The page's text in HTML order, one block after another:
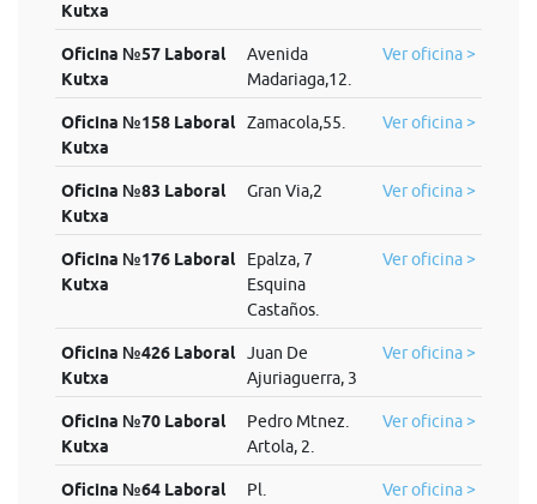
Kutxa
Oficina №57 Laboral
Kutxa
Avenida
Madariaga,12.
Ver oficina >
Oficina №158 Laboral
Kutxa
Zamacola,55. Ver oficina >
Oficina №83 Laboral
Kutxa
Gran Via,2 Ver oficina >
Oficina №176 Laboral
Kutxa
Epalza, 7
Esquina
Castaños.
Ver oficina >
Oficina №426 Laboral
Kutxa
Juan De
Ajuriaguerra, 3
Ver oficina >
Oficina №70 Laboral
Kutxa
Pedro Mtnez.
Artola, 2.
Ver oficina >
Oficina №64 Laboral
Pl.
Ver oficina >